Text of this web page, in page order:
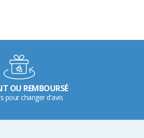
OU REMBOURSÉ
pour changer d'avis